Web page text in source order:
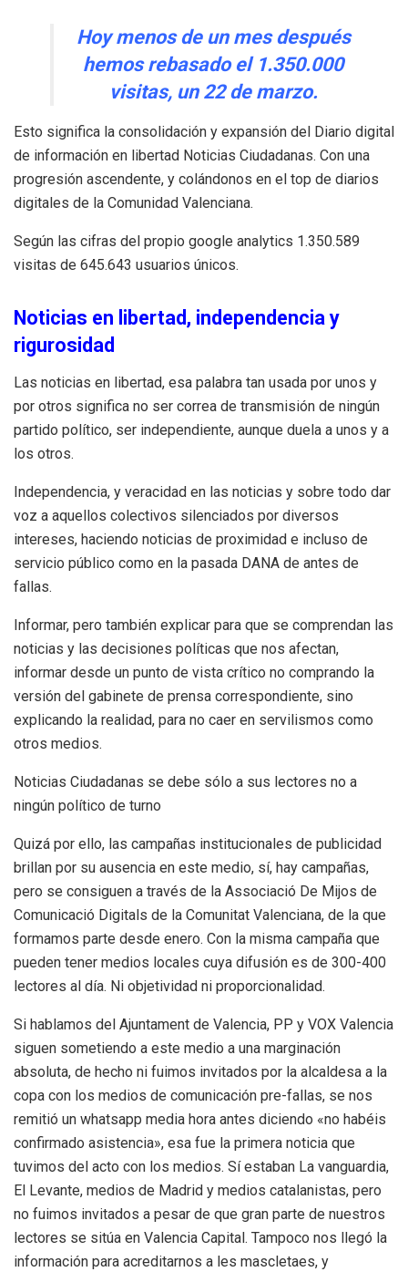
Hoy menos de un mes después
hemos rebasado el 1.350.000
visitas, un 22 de marzo.
Esto significa la consolidación y expansión del Diario digital
de información en libertad Noticias Ciudadanas. Con una
progresión ascendente, y colándonos en el top de diarios
digitales de la Comunidad Valenciana.
Según las cifras del propio google analytics 1.350.589
visitas de 645.643 usuarios únicos.
Noticias en libertad, independencia y
rigurosidad
Las noticias en libertad, esa palabra tan usada por unos y
por otros significa no ser correa de transmisión de ningún
partido político, ser independiente, aunque duela a unos y a
los otros.
Independencia, y veracidad en las noticias y sobre todo dar
voz a aquellos colectivos silenciados por diversos
intereses, haciendo noticias de proximidad e incluso de
servicio público como en la pasada DANA de antes de
fallas.
Informar, pero también explicar para que se comprendan las
noticias y las decisiones políticas que nos afectan,
informar desde un punto de vista crítico no comprando la
versión del gabinete de prensa correspondiente, sino
explicando la realidad, para no caer en servilismos como
otros medios.
Noticias Ciudadanas se debe sólo a sus lectores no a
ningún político de turno
Quizá por ello, las campañas institucionales de publicidad
brillan por su ausencia en este medio, sí, hay campañas,
pero se consiguen a través de la Associació De Mijos de
Comunicació Digitals de la Comunitat Valenciana, de la que
formamos parte desde enero. Con la misma campaña que
pueden tener medios locales cuya difusión es de 300-400
lectores al día. Ni objetividad ni proporcionalidad.
Si hablamos del Ajuntament de Valencia, PP y VOX Valencia
siguen sometiendo a este medio a una marginación
absoluta, de hecho ni fuimos invitados por la alcaldesa a la
copa con los medios de comunicación pre-fallas, se nos
remitió un whatsapp media hora antes diciendo «no habéis
confirmado asistencia», esa fue la primera noticia que
tuvimos del acto con los medios. Sí estaban La vanguardia,
El Levante, medios de Madrid y medios catalanistas, pero
no fuimos invitados a pesar de que gran parte de nuestros
lectores se sitúa en Valencia Capital. Tampoco nos llegó la
información para acreditarnos a les mascletaes, y